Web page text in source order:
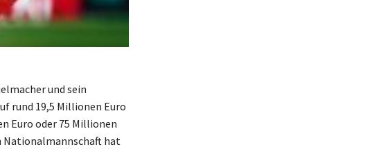
und sein
rund 19,5 Millionen Euro
Euro oder 75 Millionen
Nationalmannschaft hat